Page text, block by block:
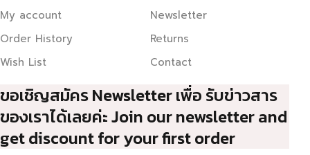
My account
Order History
Wish List
Newsletter
Returns
Contact
ขอเชิญสมัคร Newsletter เพื่อ รับข่าวสาร
ของเราได้เลยค่ะ Join our newsletter and
get discount for your first order